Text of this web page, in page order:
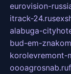
eurovision-
itrack-24.ru
alabuga-
bud-em-
korolevremont-
oooagrosnab.ru